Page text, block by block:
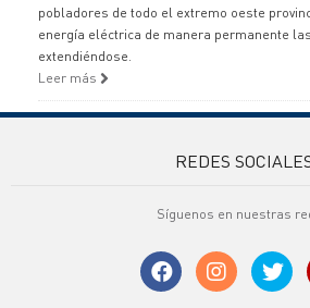
pobladores de todo el extremo oeste
energía eléctrica de manera permanente
extendiéndose.
Leer más
REDES
Síguenos en nuestras